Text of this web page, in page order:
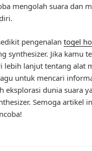
mengolah suara dan
pengenalan togel
synthesizer. Jika kamu
lebih lanjut tentang alat
untuk mencari
eksplorasi dunia suara
Semoga artikel